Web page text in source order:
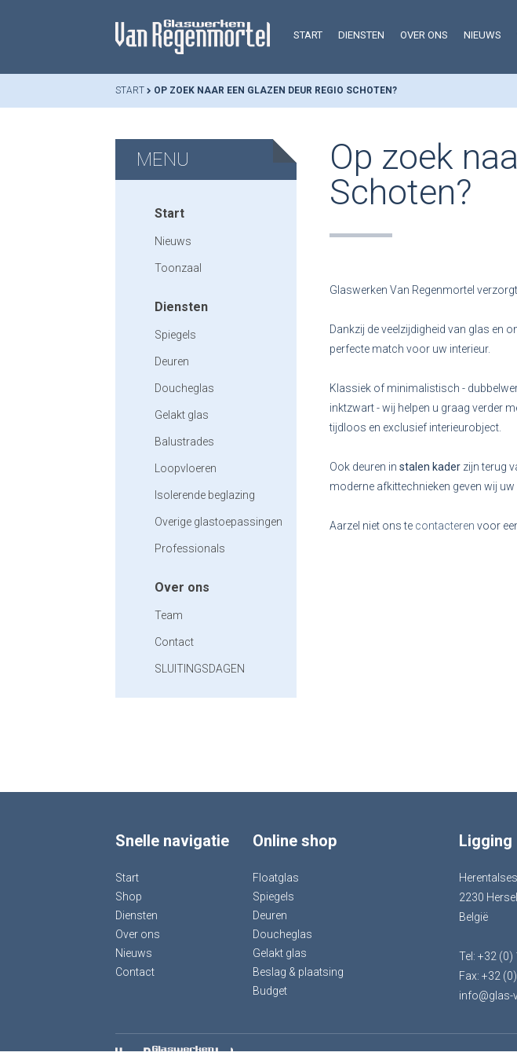
START DIENSTEN OVER ONS NIEUWS
START OP ZOEK NAAR EEN GLAZEN DEUR REGIO SCHOTEN?
MENU
Start
Nieuws
Toonzaal
Diensten
Spiegels
Deuren
Doucheglas
Gelakt glas
Balustrades
Loopvloeren
Isolerende beglazing
Overige glastoepassingen
Professionals
Over ons
Team
Contact
SLUITINGSDAGEN
Op zoek
Schoten?
Glaswerken Van Regenmortel
Dankzij de veelzijdigheid van glas en
perfecte match voor uw interieur.
Klassiek of minimalistisch -
inktzwart - wij helpen u graag verder
tijdloos en exclusief interieurobject.
Ook deuren in stalen kader zijn terug
moderne afkittechnieken geven wij
Aarzel niet ons te contacteren voor
Snelle navigatie
Start
Shop
Diensten
Over ons
Nieuws
Contact
Online shop
Floatglas
Spiegels
Deuren
Doucheglas
Gelakt glas
Beslag & plaatsing
Budget
Ligging
2230
België
Tel: +32
Fax: +32
info@glas-